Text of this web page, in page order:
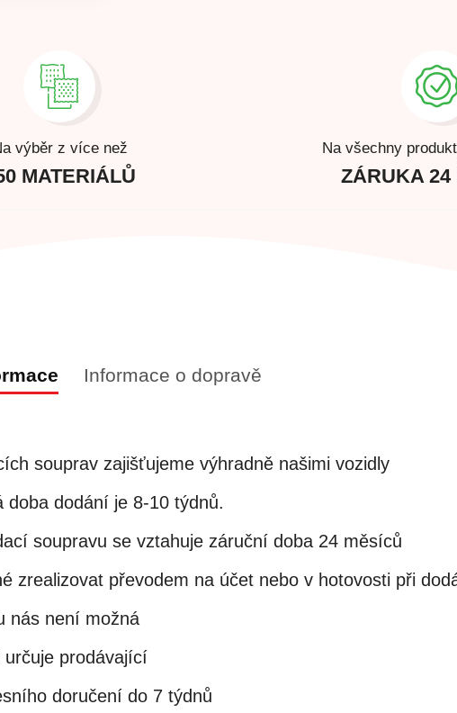
výběr z více než
MATERIÁLŮ
Na všechny
ZÁRUKA 24
Informace o dopravě
souprav zajišťujeme výhradně našimi vozidly
doba dodání je 8-10 týdnů.
soupravu se vztahuje záruční doba 24 měsíců
zrealizovat převodem na účet nebo v hotovosti při
nás není možná
prodávající
doručení do 7 týdnů